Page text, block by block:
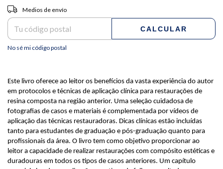
Entregas para el CP:
Medios de envío
CALCULAR
No sé mi código postal
Este livro oferece ao leitor os benefícios da vasta experiência do autor
em protocolos e técnicas de aplicação clínica para restaurações de
resina composta na região anterior. Uma seleção cuidadosa de
fotografias de casos e materiais é complementada por vídeos de
aplicação das técnicas restauradoras. Dicas clínicas estão incluídas
tanto para estudantes de graduação e pós-graduação quanto para
profissionais da área. O livro tem como objetivo proporcionar ao
leitor a capacidade de realizar restaurações com compósito estéticas e
duradouras em todos os tipos de casos anteriores. Um capítulo